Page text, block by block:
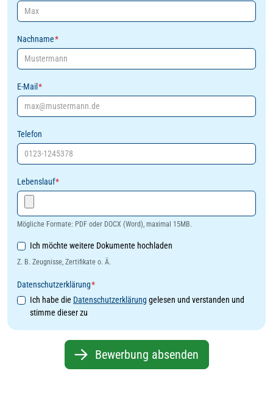
Nachname*
E-Mail *
Telefon
Lebenslauf*
Mögliche Formate: PDF oder DOCX (Word), maximal 15MB.
Weitere Dokumente
Ich möchte weitere Dokumente hochladen
Z. B. Zeugnisse, Zertifikate o. Ä.
Datenschutzerklärung*
Ich habe die Datenschutzerklärung gelesen und verstanden und
stimme dieser zu
Bewerbung absenden